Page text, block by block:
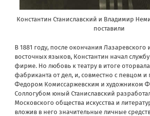
Константин Станиславский и Владимир
поставили
В 1881 году, после окончания Лазаревского
восточных языков, Константин начал
фирме. Но любовь к театру в итоге
фабриканта от дел, и, совместно с певцом и
Федором Комиссаржевским и художником
Соллогубом юный Станиславский
Московского общества искусства и
вложив в него значительные личные